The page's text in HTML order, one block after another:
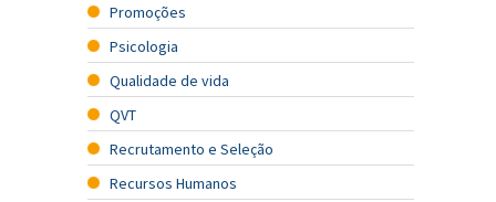
Promoções
Psicologia
Qualidade de vida
QVT
Recrutamento e Seleção
Recursos Humanos